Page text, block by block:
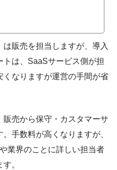
は販売を担当しますが、導入
は、SaaSサービス側が担
なりますが運営の手間が省
販売から保守・カスタマーサ
手数料が高くなりますが、
業界のことに詳しい担当者
。